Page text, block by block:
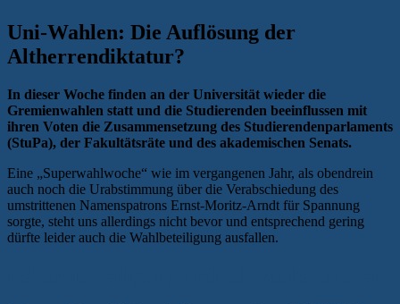
Uni-Wahlen: Die Auflösung der
Altherrendiktatur?
In dieser Woche finden an der Universität wieder die
Gremienwahlen statt und die Studierenden beeinflussen mit
ihren Voten die Zusammensetzung des Studierendenparlaments
(StuPa), der Fakultätsräte und des akademischen Senats.
Eine „Superwahlwoche“ wie im vergangenen Jahr, als obendrein
auch noch die Urabstimmung über die Verabschiedung des
umstrittenen Namenspatrons Ernst-Moritz-Arndt für Spannung
sorgte, steht uns allerdings nicht bevor und entsprechend gering
dürfte leider auch die Wahlbeteiligung ausfallen.